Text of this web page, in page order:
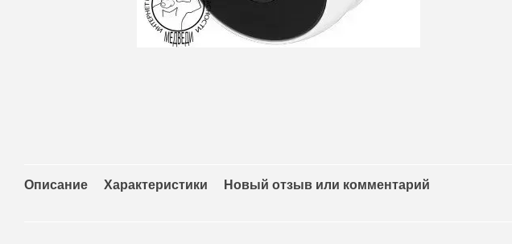
Описание Характеристики Новый отзыв или комментарий